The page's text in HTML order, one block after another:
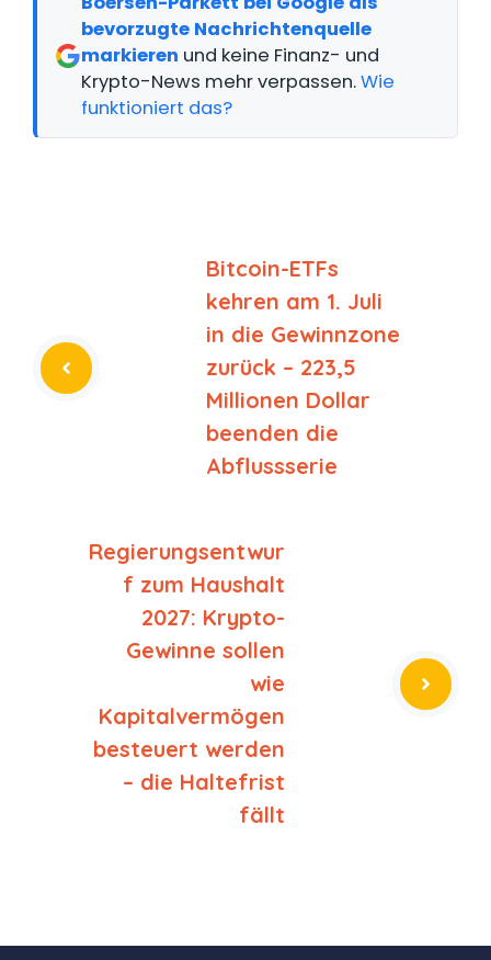
bevorzugte Nachrichtenquelle
markieren und keine Finanz- und
Krypto-News mehr verpassen.Wie
funktioniert das?
Bitcoin-ETFs
kehren am 1. Juli
in die Gewinnzone
zurück – 223,5
Millionen Dollar
beenden die
Abflussserie
Regierungsentwur
f zum Haushalt
2027: Krypto-
Gewinne sollen
wie
Kapitalvermögen
besteuert werden
– die Haltefrist
fällt